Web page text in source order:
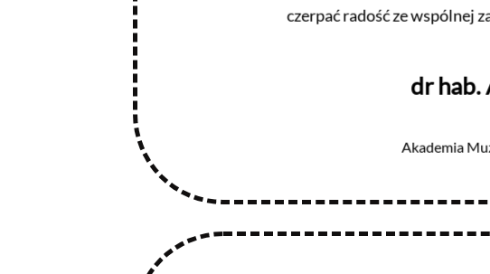
czerpać radość ze wspólnej
dr hab.
Akademia